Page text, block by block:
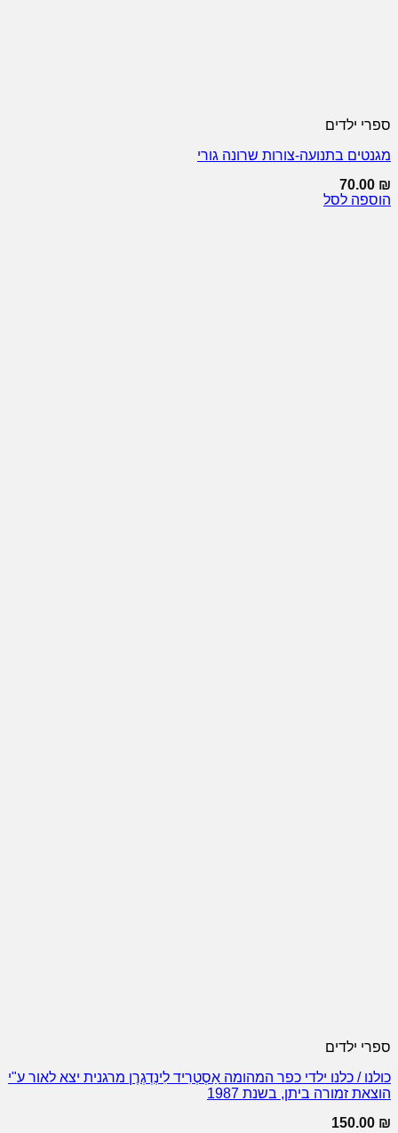
ספרי ילדים
מגנטים בתנועה-צורות שרונה גורי
70.00 ₪
הוספה לסל
ספרי ילדים
כולנו / כלנו ילדי כפר המהומה אַסְטְרִיד לִינְדְגְרֶן מרגנית יצא לאור ע"י
הוצאת זמורה ביתן, בשנת 1987
150.00 ₪